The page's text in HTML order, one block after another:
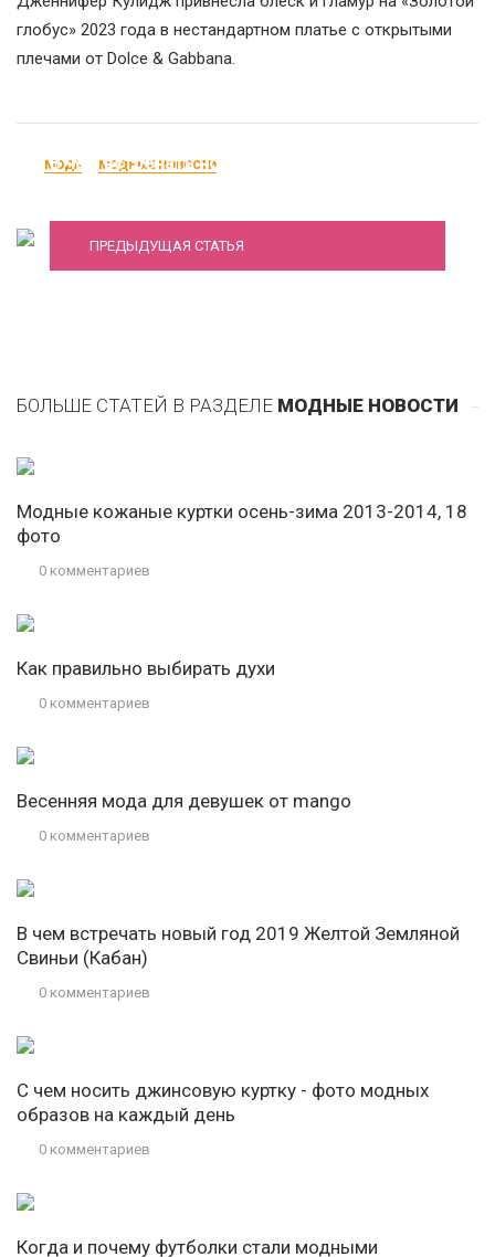
глобус» 2023 года в нестандартном платье с открытыми
плечами от Dolce & Gabbana.
МОДА МОДНЫЕ НОВОСТИ
В чем встречать новый год 2019 Желтой
ПРЕДЫДУЩАЯ СТАТЬЯ
БОЛЬШЕ СТАТЕЙ В РАЗДЕЛЕ МОДНЫЕ НОВОСТИ
Модные кожаные куртки осень-зима 2013-2014, 18
фото
0 комментариев
Как правильно выбирать духи
0 комментариев
Весенняя мода для девушек от mango
0 комментариев
В чем встречать новый год 2019 Желтой Земляной
Свиньи (Кабан)
0 комментариев
С чем носить джинсовую куртку - фото модных
образов на каждый день
0 комментариев
Когда и почему футболки стали модными